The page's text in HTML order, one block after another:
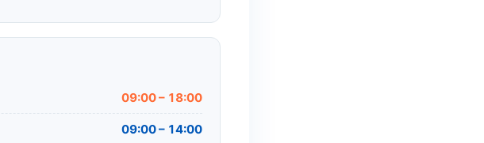
09:00 – 18:00
09:00 – 14:00